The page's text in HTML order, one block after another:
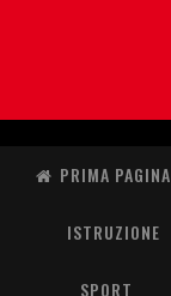
PRIMA PAGINA
ISTRUZIONE
SPORT